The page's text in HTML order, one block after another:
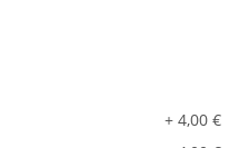
+ 4,00 €